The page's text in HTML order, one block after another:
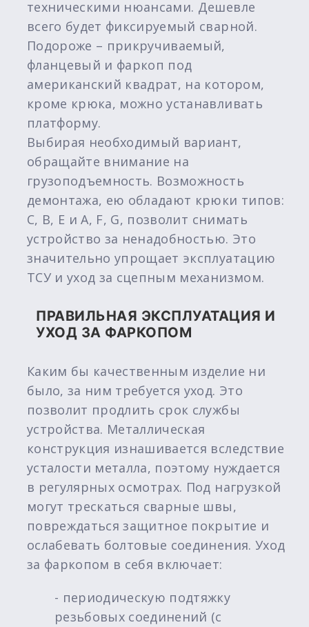
техническими нюансами. Дешевле
всего будет фиксируемый сварной.
Подороже – прикручиваемый,
фланцевый и фаркоп под
американский квадрат, на котором,
кроме крюка, можно устанавливать
платформу.
Выбирая необходимый вариант,
обращайте внимание на
грузоподъемность. Возможность
демонтажа, ею обладают крюки типов:
C, B, E и A, F, G, позволит снимать
устройство за ненадобностью. Это
значительно упрощает эксплуатацию
ТСУ и уход за сцепным механизмом.
ПРАВИЛЬНАЯ ЭКСПЛУАТАЦИЯ И
УХОД ЗА ФАРКОПОМ
Каким бы качественным изделие ни
было, за ним требуется уход. Это
позволит продлить срок службы
устройства. Металлическая
конструкция изнашивается вследствие
усталости металла, поэтому нуждается
в регулярных осмотрах. Под нагрузкой
могут трескаться сварные швы,
повреждаться защитное покрытие и
ослабевать болтовые соединения. Уход
за фаркопом в себя включает:
- периодическую подтяжку
резьбовых соединений (с